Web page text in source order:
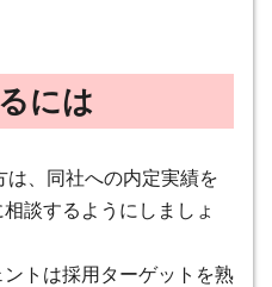
には
、同社への内定実績を
談するようにしましょ
トは採用ターゲットを熟